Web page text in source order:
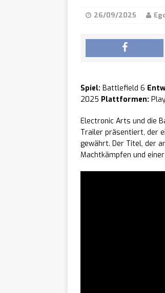
[
26/09/2025
Spiel: Battlefield 6
2025 Plattformen:
Electronic Arts und die
Trailer präsentiert, der
gewährt. Der Titel, der
Machtkämpfen und